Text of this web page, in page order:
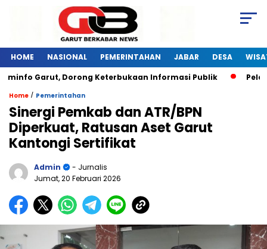
HOME NASIONAL PEMERINTAHAN JABAR DESA
Garut, Dorong Keterbukaan Informasi Publik
Home / Pemerintahan
Sinergi Pemkab dan ATR/BPN
Diperkuat, Ratusan Aset Garut
Kantongi Sertifikat
Admin
- Jurnalis
Jumat, 20 Februari 2026